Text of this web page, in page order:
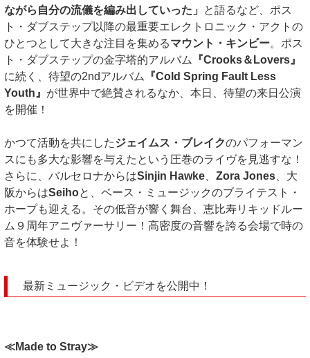
ながら自分の流儀を編み出していった」
と語るなど、ポス
ト・ダブステップ以降の最重要エレクトロニック・アクトの
ひとつとして大きな注目を集めるマウント・キンビー。ポス
ト・ダブステップの金字塔的アルバム
『Crooks＆Lovers』
に続く、待望の2ndアルバム
『Cold Spring Fault Less
Youth』 が世界中で絶賛されるなか、本日、待望の来日公演
を開催！
かつて活動を共にしたジェイムス・ブレイクのパフォーマン
スにも多大な影響を与えたという圧巻のライヴを見逃すな！
さらに、バルセロナからはSinjin Hawke Zora Jones 、大
阪からはSeihoと、ベース・ミュージックのブライテスト・
ホープも迎える。その低音が響く舞台、恵比寿リキッドルー
ム９周年アニヴァーサリー！高密度の音響を誇る会場で時の
音を体験せよ！
最新ミュージック・ビデオを公開中！
≪Made to Stray≫